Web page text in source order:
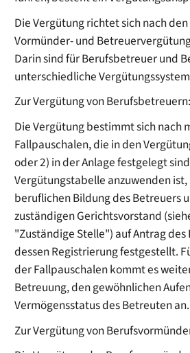
Die Vergütung richtet sich nach
Vormünder- und
Darin sind fürBerufsbetreuerund
unterschiedliche
Zur Vergütung von Berufsbetreuern:
Die Vergütung bestimmt sich nach
Fallpauschalen, die in den
oder 2) in der Anlage festgelegt
Vergütungstabelle anzuwenden
beruflichen Bildung des Betreuers
zuständigen Gerichtsvorstand
"Zuständige Stelle") auf Antrag
dessen Registrierung festgestellt.
der Fallpauschalen kommt es
Betreuung, den gewöhnlichen
Vermögensstatus des Betreuten an.
Zur Vergütung von